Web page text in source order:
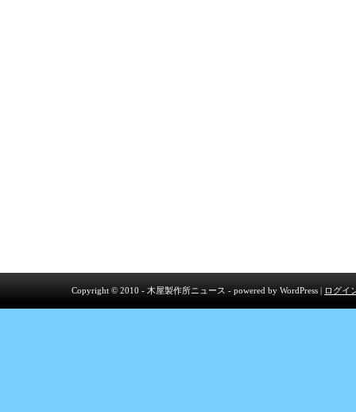
Copyright © 2010 - 木屋製作所ニュース - powered by WordPress | ログイ